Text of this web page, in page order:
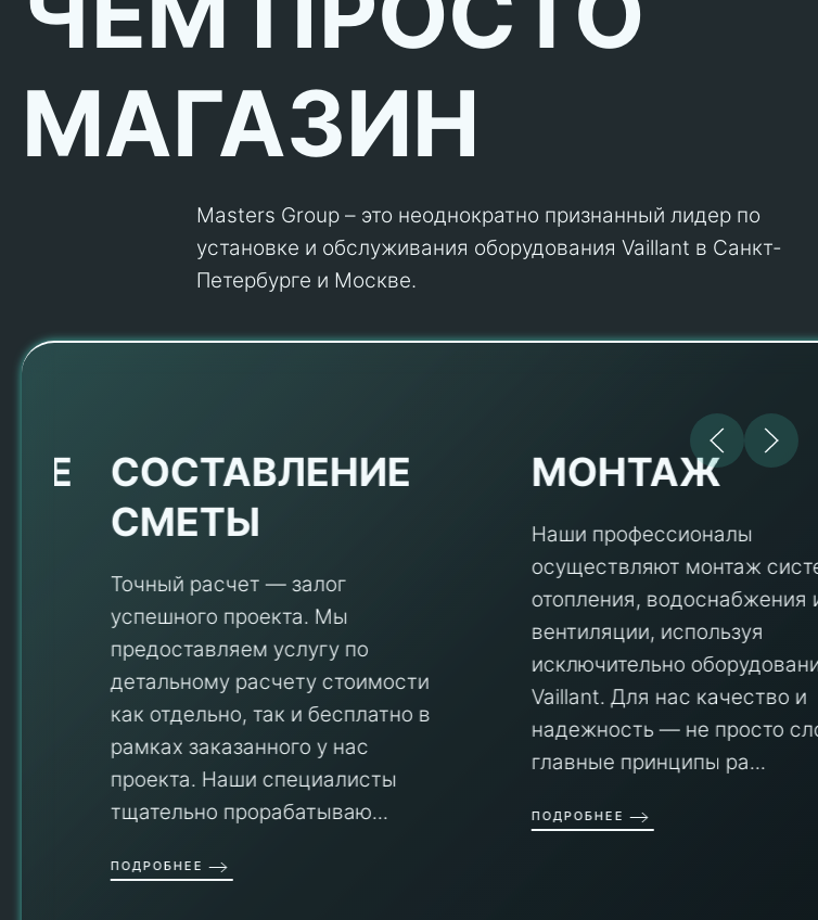
МАГАЗИН
Masters Group – это неоднократно признанный лидер по
установке и обслуживания оборудования Vaillant в Санкт-
Петербурге и Москве.
СОСТАВЛЕНИЕ
СМЕТЫ
Точный расчет — залог
успешного проекта. Мы
предоставляем услугу по
детальному расчету стоимости
как отдельно, так и бесплатно в
рамках заказанного у нас
проекта. Наши специалисты
тщательно прорабатываю...
ПОДРОБНЕЕ
МОНТАЖ
Наши профессионалы
осуществляют монтаж систем
отопления, водоснабжения и
вентиляции, используя
исключительно оборудование
Vaillant. Для нас качество и
надежность — не просто слова, а
главные принципы ра...
ПОДРОБНЕЕ